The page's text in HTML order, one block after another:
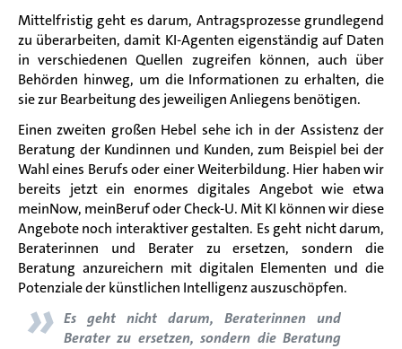
Mittelfristig geht es darum, Antragsprozesse grundlegend
zu überarbeiten, damit KI-Agenten eigenständig auf Daten
in verschiedenen Quellen zugreifen können, auch über
Behörden hinweg, um die Informationen zu erhalten, die
sie zur Bearbeitung des jeweiligen Anliegens benötigen.
Einen zweiten großen Hebel sehe ich in der Assistenz der
Beratung der Kundinnen und Kunden, zum Beispiel bei der
Wahl eines Berufs oder einer Weiterbildung. Hier haben wir
bereits jetzt ein enormes digitales Angebot wie etwa
meinNow, meinBeruf oder Check-U. Mit KI können wir diese
Angebote noch interaktiver gestalten. Es geht nicht darum,
Beraterinnen und Berater zu ersetzen, sondern die
Beratung anzureichern mit digitalen Elementen und die
Potenziale der künstlichen Intelligenz auszuschöpfen.
» Es geht nicht darum, Beraterinnen und
Berater zu ersetzen, sondern die Beratung